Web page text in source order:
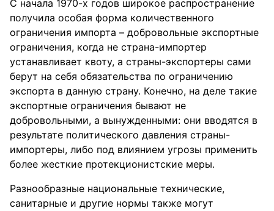
С начала 1970-х годов широкое распространение
получила особая форма количественного
ограничения импорта – добровольные экспортные
ограничения, когда не страна-импортер
устанавливает квоту, а страны-экспортеры сами
берут на себя обязательства по ограничению
экспорта в данную страну. Конечно, на деле такие
экспортные ограничения бывают не
добровольными, а вынужденными: они вводятся в
результате политического давления страны-
импортеры, либо под влиянием угрозы применить
более жесткие протекционистские меры.
Разнообразные национальные технические,
санитарные и другие нормы также могут